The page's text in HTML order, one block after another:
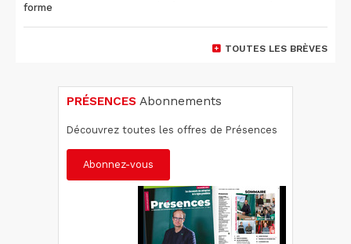
forme
TOUTES LES BRÈVES
PRÉSENCES Abonnements
Découvrez toutes les offres de Présences
Abonnez-vous